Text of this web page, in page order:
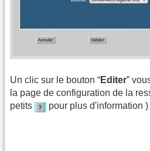
Un clic sur le bouton “Editer”
la page de configuration de la
petits
pour plus d'information )